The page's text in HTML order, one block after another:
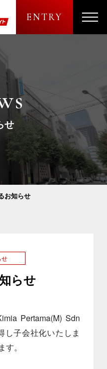
ENTRY メニ
せ
お知らせ
せ
らせ
Pertama(M) Sdn
し子会社化いたしま
。